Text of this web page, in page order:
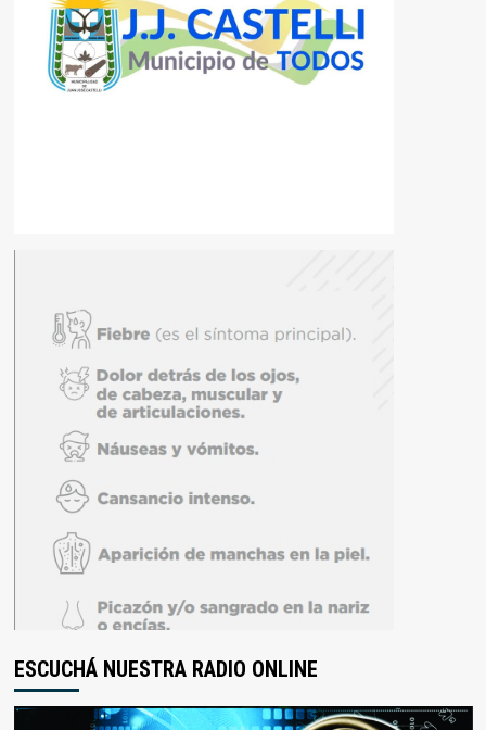
ESCUCHÁ NUESTRA RADIO ONLINE